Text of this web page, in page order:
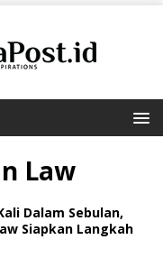
Law
Dalam Sebulan,
Siapkan Langkah